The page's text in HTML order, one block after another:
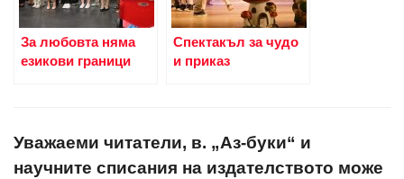
За любовта няма
езикови граници
Спектакъл за чудо
и приказ
Уважаеми читатели, в. „Аз-буки“ и
научните списания на издателството може